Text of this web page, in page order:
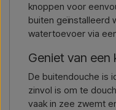
knoppen voor
buiten geïnstalleerd
watertoevoer via
Geniet van een
De buitendouche is
zinvol is om te
vaak in zee zwemt